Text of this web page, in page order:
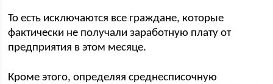
То есть исключаются все граждане, которые
фактически не получали заработную плату от
предприятия в этом месяце.
Кроме этого, определяя среднесписочную